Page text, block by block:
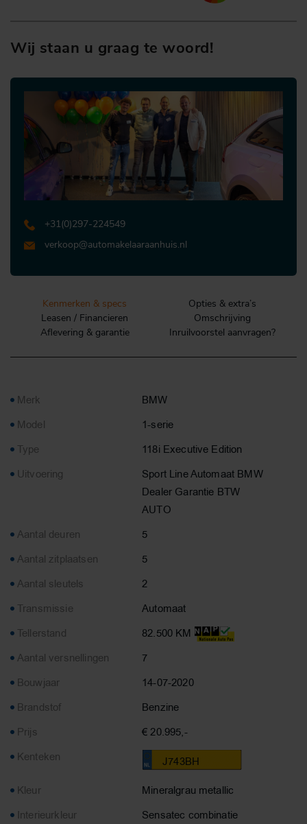
Wij staan u graag te woord!
+31 (0)297-224549
verkoop@automakelaaraanhuis.nl
Kenmerken & specs
Opties & extra’s
Leasen / Financieren
Omschrijving
Aflevering & garantie
Inruilvoorstel aanvragen?
Merk
BMW
Model
1-serie
Type
118i Executive Edition
Uitvoering
Sport Line Automaat BMW
Dealer Garantie BTW
AUTO
Aantal deuren
5
Aantal zitplaatsen
5
Aantal sleutels
2
Transmissie
Automaat
Tellerstand
82.500 KM
Aantal versnellingen
7
Bouwjaar
14-07-2020
Brandstof
Benzine
Prijs
€ 20.995,-
Kenteken
J743BH
Kleur
Mineralgrau metallic
Interieurkleur
Sensatec combinatie